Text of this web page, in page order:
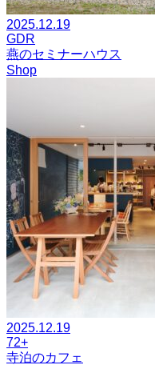
2025.12.19
GDR
燕のセミナーハウス
Shop
2025.12.19
72+
寺泊のカフェ